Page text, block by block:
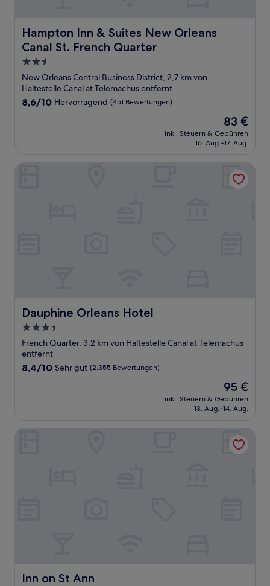
Hampton Inn & Suites New Orleans
Canal St. French Quarter
Hampton Inn & Suites New Orleans Canal St. French
2.5-
Sterne-
Unterkunft
New Orleans Central Business District, 2,7 km von
Haltestelle Canal at Telemachus entfernt
8.6
8,6/10 Hervorragend (451 Bewertungen)
Der
Preis
beträgt
83 €
inkl. Steuern & Gebühren
16. Aug.–17. Aug.
Dauphine Orleans Hotel
Dauphine Orleans Hotel
3.5-
Sterne-
Unterkunft
French Quarter, 3,2 km von Haltestelle Canal at Telemachus
entfernt
8.4
Bewertungen)
8,4/10 Sehr gut (2.355 Bewertungen)
Der
Preis
beträgt
95 €
inkl. Steuern & Gebühren
13. Aug.–14. Aug.
Inn on St Ann
Inn on St Ann